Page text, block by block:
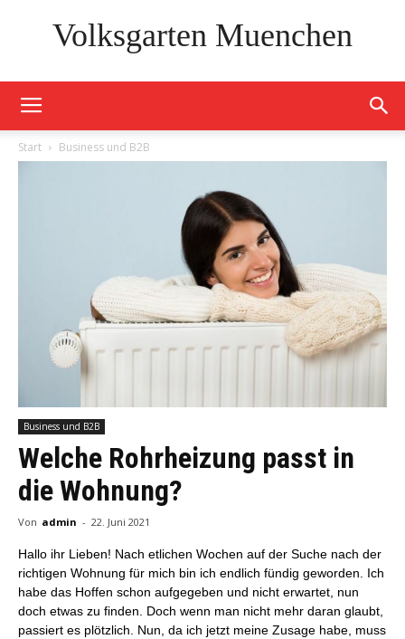
Volksgarten Muenchen
Start Business und B2B
Business und B2B
Welche Rohrheizung passt in
die Wohnung?
Von admin - 22. Juni 2021
Hallo ihr Lieben! Nach etlichen Wochen auf der Suche nach der
richtigen Wohnung für mich bin ich endlich fündig geworden. Ich
habe das Hoffen schon aufgegeben und nicht erwartet, nun
doch etwas zu finden. Doch wenn man nicht mehr daran glaubt,
passiert es plötzlich. Nun, da ich jetzt meine Zusage habe, muss